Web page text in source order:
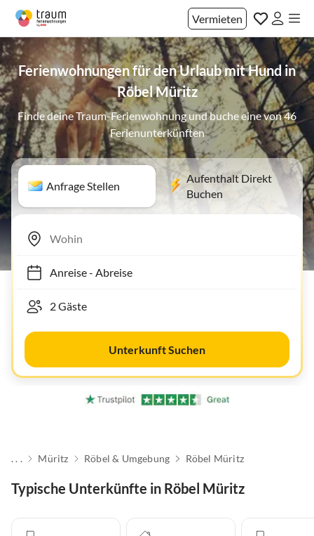
Vermieten
Ferienwohnungen für den Urlaub mit Hund in
Röbel Müritz
Finde deine Traum-Ferienwohnung und buche eine von 46
Ferienunterkünften
Anfrage Stellen
Aufenthalt Direkt
Buchen
Anreise- Abreise
Unterkunft Suchen
. . . Müritz Röbel & Umgebung Röbel Müritz
Typische Unterkünfte in Röbel Müritz